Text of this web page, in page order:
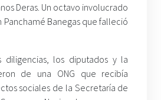
Deras. Un octavo involucrado
Panchamé Banegas que falleció
diligencias, los diputados y la
de una ONG que recibía
sociales de la Secretaría de